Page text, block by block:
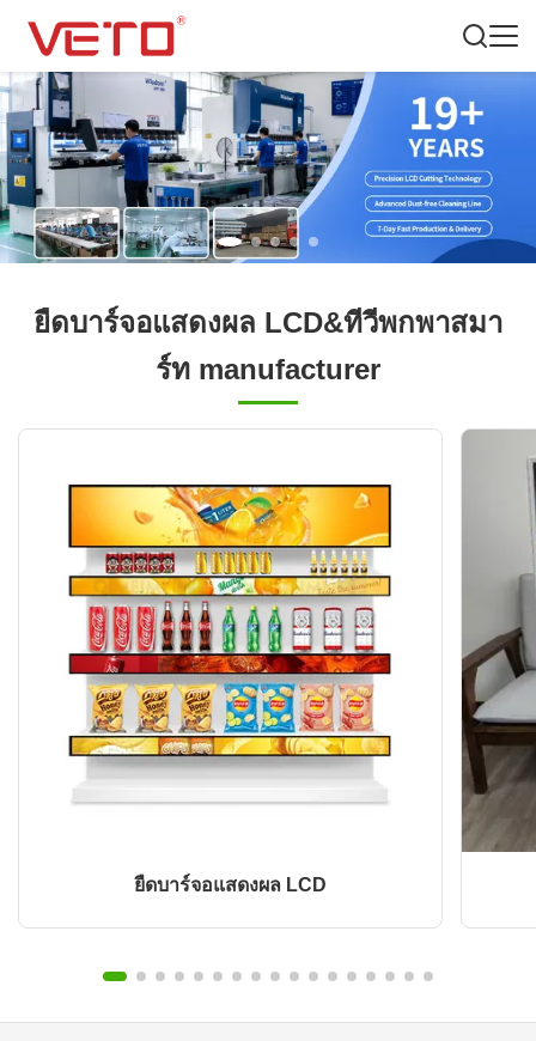
ยืดบาร์จอแสดงผล LCD&ทีวีพกพาสมา
ร์ท manufacturer
ยืดบาร์จอแสดงผล LCD